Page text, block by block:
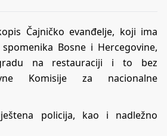
Čajničko evanđelje, koji ima
Bosne i Hercegovine,
na restauraciji i to bez
Komisije za nacionalne
policija, kao i nadležno